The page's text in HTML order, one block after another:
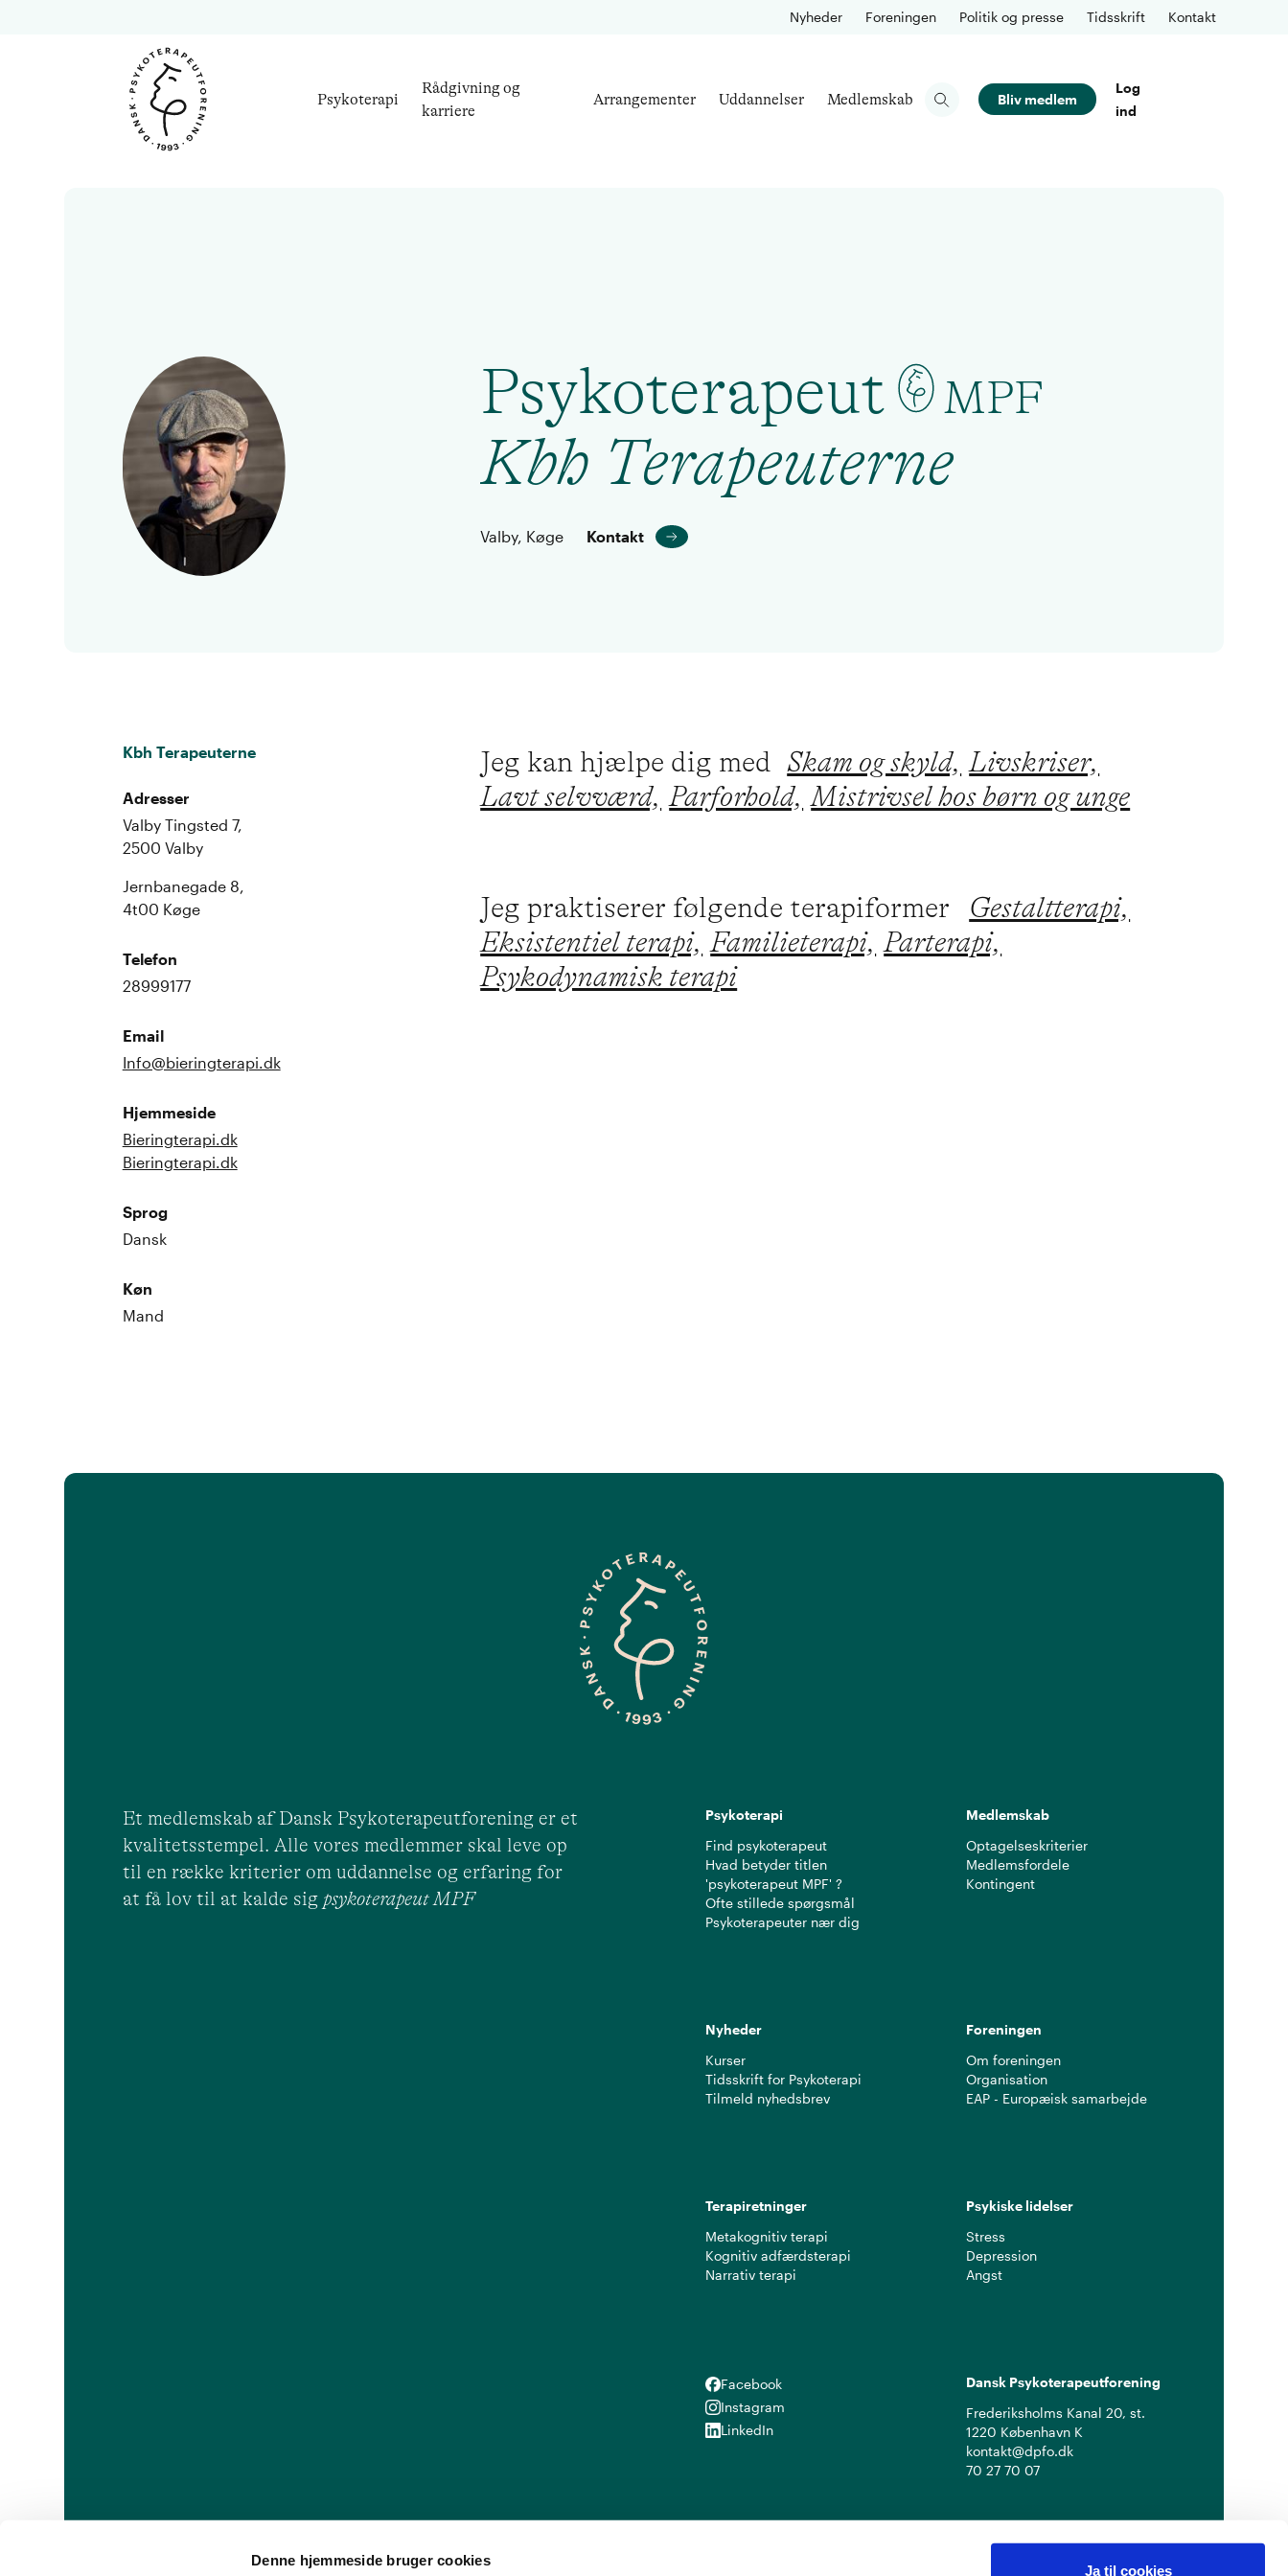
Denne hjemmeside bruger cookies
Ja til cookies
Nyheder Foreningen Politik og presse Tidsskrift Kontakt
Psykoterapi
Rådgivning og
karriere
Arrangementer Uddannelser Medlemskab Bliv medlem
Log
ind
Psykoterapeut MPF
Kbh Terapeuterne
Valby, Køge Kontakt
Kbh Terapeuterne
Adresser
Valby Tingsted 7,
2500 Valby
Jernbanegade 8,
4t00 Køge
Telefon
28999177
Email
Info@bieringterapi.dk
Hjemmeside
Bieringterapi.dk
Bieringterapi.dk
Sprog
Dansk
Køn
Mand
Jeg kan hjælpe dig med Skam og skyld, Livskriser,
Lavt selvværd, Parforhold, Mistrivsel hos børn og unge
Jeg praktiserer følgende terapiformer
Gestaltterapi,
Eksistentiel terapi, Familieterapi, Parterapi,
Psykodynamisk terapi
Et medlemskab af Dansk Psykoterapeutforening er et
kvalitetsstempel. Alle vores medlemmer skal leve op
til en række kriterier om uddannelse og erfaring for
at få lov til at kalde sig psykoterapeut MPF
Psykoterapi
Find psykoterapeut
Hvad betyder titlen
'psykoterapeut MPF' ?
Ofte stillede spørgsmål
Psykoterapeuter nær dig
Medlemskab
Optagelseskriterier
Medlemsfordele
Kontingent
Nyheder
Kurser
Tidsskrift for Psykoterapi
Tilmeld nyhedsbrev
Foreningen
Om foreningen
Organisation
EAP - Europæisk samarbejde
Terapiretninger
Metakognitiv terapi
Kognitiv adfærdsterapi
Narrativ terapi
Psykiske lidelser
Stress
Depression
Angst
Facebook
Facebook
Instagram
Instagram
LinkedIn
LinkedIn
Dansk Psykoterapeutforening
Frederiksholms Kanal 20, st.
1220 København K
kontakt@dpfo.dk
70 27 70 07